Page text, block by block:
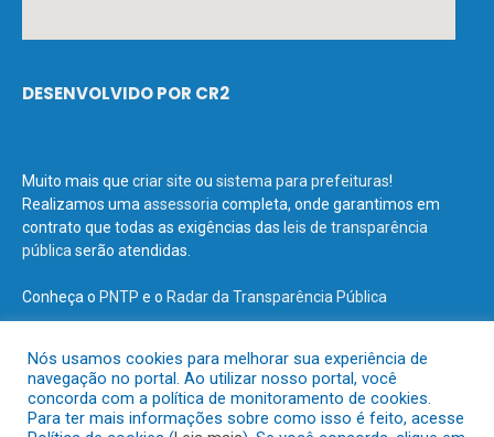
DESENVOLVIDO POR CR2
Muito mais que criar site ou sistema para prefeituras!
Realizamos uma assessoria completa, onde garantimos em
contrato que todas as exigências das leis de transparência
pública serão atendidas.
Conheça o PNTP e o Radar da Transparência Pública
Todos os direitos reservados a Prefeitura Municipal de Terra Santa.
Nós usamos cookies para melhorar sua experiência de
navegação no portal. Ao utilizar nosso portal, você
concorda com a política de monitoramento de cookies.
Para ter mais informações sobre como isso é feito, acesse